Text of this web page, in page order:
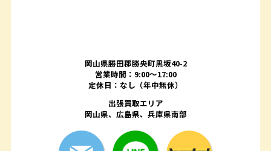
岡山県勝田郡勝央町黒坂40-2
営業時間：9:00～17:00
定休日：なし（年中無休）
出張買取エリア
岡山県、広島県、兵庫県南部